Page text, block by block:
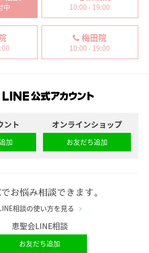
中 10:00 - 19:00
梅田院
10:00 - 19:00
ント
加
オンラインショップ
お友だち追加
お悩み相談できます。
相談の使い方を見る
恵聖会LINE相談
お友だち追加